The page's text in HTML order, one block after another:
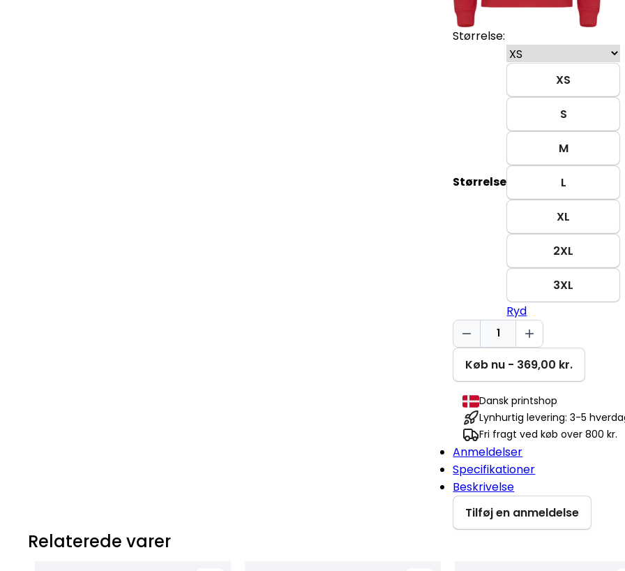
Størrelse:
Størrelse
XS
S
M
L
XL
2XL
3XL
Ryd
Keep
smiling
Miami
Hoodie
antal
Køb nu - 369,00 kr.
Dansk printshop
Lynhurtig levering: 3-5
Fri fragt ved køb over 800 kr.
Anmeldelser
Specifikationer
Beskrivelse
Tilføj en anmeldelse
Relaterede varer